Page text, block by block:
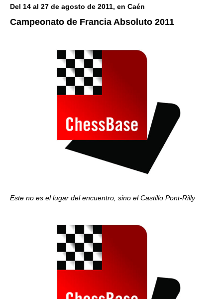
Del 14 al 27 de agosto de 2011, en Caén
Campeonato de Francia Absoluto 2011
Este no es el lugar del encuentro, sino el Castillo Pont-Rilly